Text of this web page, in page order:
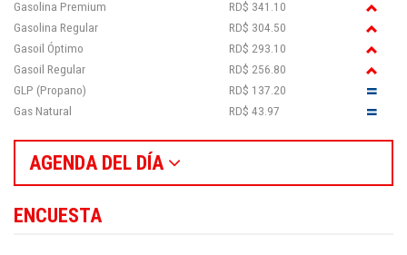
Gasolina Premium
RD$ 341.10
Gasolina Regular
RD$ 304.50
Gasoil Óptimo
RD$ 293.10
Gasoil Regular
RD$ 256.80
GLP (Propano)
RD$ 137.20
Gas Natural
RD$ 43.97
AGENDA DEL DÍA
ENCUESTA